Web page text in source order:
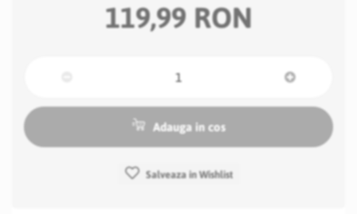
119,99 RON
Adauga in cos
Salveaza in Wishlist